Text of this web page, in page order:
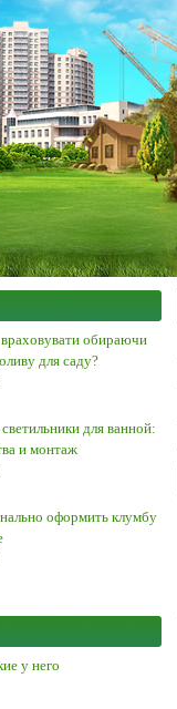
обираючи
для саду?
для ванной:
и монтаж
оформить клумбу
у него